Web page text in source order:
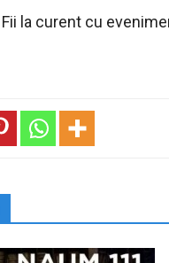
Fii la curent cu